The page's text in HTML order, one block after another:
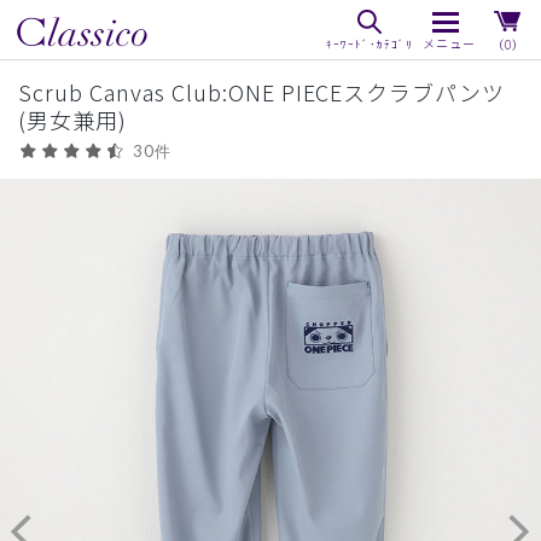
（0）
Scrub Canvas Club:ONE PIECEスクラブパンツ
(男女兼用)
30件